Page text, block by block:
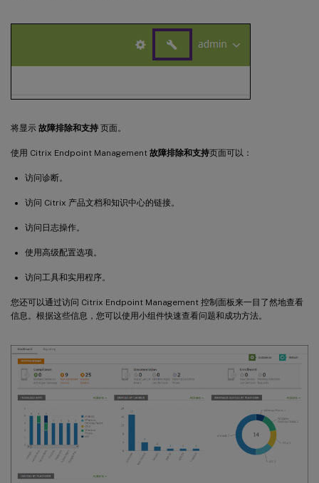
将显示 故障排除和支持 页面。
使用 Citrix Endpoint Management 故障排除和支持页面可以：
访问诊断。
访问 Citrix 产品文档和知识中心的链接。
访问日志操作。
使用高级配置选项。
访问工具和实用程序。
您还可以通过访问 Citrix Endpoint Management 控制面板来一目了然地查看
信息。根据这些信息，您可以使用小组件快速查看问题和成功方法。